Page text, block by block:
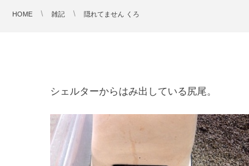
HOME 雑記 隠れてません くろ
シェルターからはみ出している尻尾。